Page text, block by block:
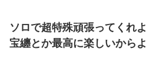
ソロで超特殊頑張ってくれ
宝纏とか最高に楽しいからよ